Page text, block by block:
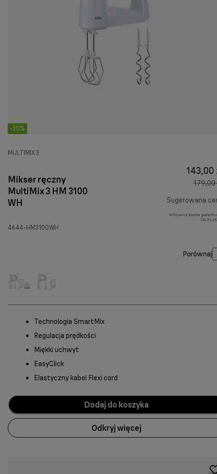
-20%
MULTIMIX 3
Mikser ręczny
MultiMix 3 HM 3100
WH
4644-HM3100WH
143,00
179,00
Sugerowana
Wliczona kwota podatku
(26,74
Porównaj
Technologia SmartMix
Regulacja prędkości
Miękki uchwyt
EasyClick
Elastyczny kabel Flexi cord
Dodaj do koszyka
Odkryj więcej